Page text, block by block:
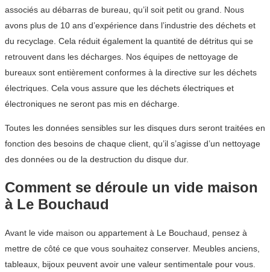
associés au débarras de bureau, qu’il soit petit ou grand. Nous
avons plus de 10 ans d’expérience dans l’industrie des déchets et
du recyclage. Cela réduit également la quantité de détritus qui se
retrouvent dans les décharges. Nos équipes de nettoyage de
bureaux sont entièrement conformes à la directive sur les déchets
électriques. Cela vous assure que les déchets électriques et
électroniques ne seront pas mis en décharge.
Toutes les données sensibles sur les disques durs seront traitées en
fonction des besoins de chaque client, qu’il s’agisse d’un nettoyage
des données ou de la destruction du disque dur.
Comment se déroule un vide maison
à Le Bouchaud
Avant le vide maison ou appartement à Le Bouchaud, pensez à
mettre de côté ce que vous souhaitez conserver. Meubles anciens,
tableaux, bijoux peuvent avoir une valeur sentimentale pour vous.